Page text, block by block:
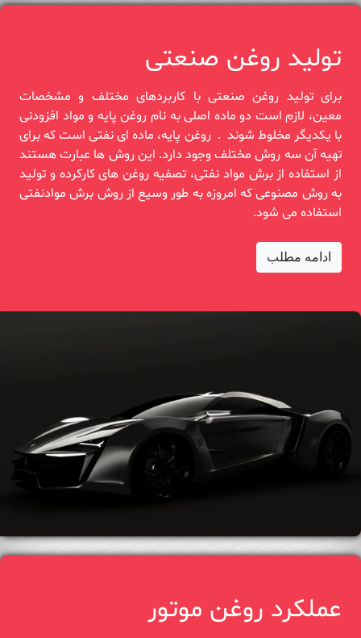
تولید روغن صنعتی
برای تولید روغن صنعتی با کاربردهای مختلف و مشخصات
معین، لازم است دو‎ ‎ماده اصلی به نام روغن پایه و ‏مواد افزودنی
با یکدیگر مخلوط شوند‎. ‎ روغن‎ ‎پایه، ماده ای نفتی است که برای
تهیه آن سه روش مختلف وجود دارد. این روش‎ ‎ها عبارت هستند
از ‏استفاده از برش مواد نفتی، تصفیه روغن های کارکرده و‎ ‎تولید
به روش مصنوعی که امروزه به طور وسیع از ‏روش برش موادنفتی
استفاده‏‎ ‎می شود.
ادامه مطلب
عملکرد روغن موتور